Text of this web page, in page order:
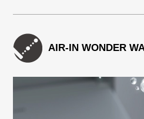
AIR-IN WONDER